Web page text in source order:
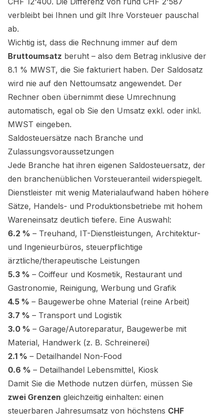
verbleibt bei Ihnen und gilt Ihre Vorsteuer pauschal
ab.
Wichtig ist, dass die Rechnung immer auf dem
Bruttoumsatz beruht – also dem Betrag inklusive der
8.1 % MWST, die Sie fakturiert haben. Der Saldosatz
wird nie auf den Nettoumsatz angewendet. Der
Rechner oben übernimmt diese Umrechnung
automatisch, egal ob Sie den Umsatz exkl. oder inkl.
MWST eingeben.
Saldosteuersätze nach Branche und
Zulassungsvoraussetzungen
Jede Branche hat ihren eigenen Saldosteuersatz, der
den branchenüblichen Vorsteueranteil widerspiegelt.
Dienstleister mit wenig Materialaufwand haben höhere
Sätze, Handels- und Produktionsbetriebe mit hohem
Wareneinsatz deutlich tiefere. Eine Auswahl:
6.2 % – Treuhand, IT-Dienstleistungen, Architektur-
und Ingenieurbüros, steuerpflichtige
ärztliche/therapeutische Leistungen
5.3 % – Coiffeur und Kosmetik, Restaurant und
Gastronomie, Reinigung, Werbung und Grafik
4.5 % – Baugewerbe ohne Material (reine Arbeit)
3.7 % – Transport und Logistik
3.0 % – Garage/Autoreparatur, Baugewerbe mit
Material, Handwerk (z. B. Schreinerei)
2.1 % – Detailhandel Non-Food
0.6 % – Detailhandel Lebensmittel, Kiosk
Damit Sie die Methode nutzen dürfen, müssen Sie
zwei Grenzen gleichzeitig einhalten: einen
steuerbaren Jahresumsatz von höchstens CHF